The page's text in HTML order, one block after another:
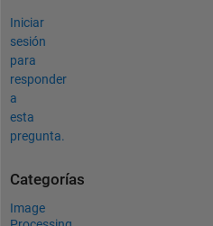
Iniciar
sesión
para
responder
a
esta
pregunta.
Categorías
Image